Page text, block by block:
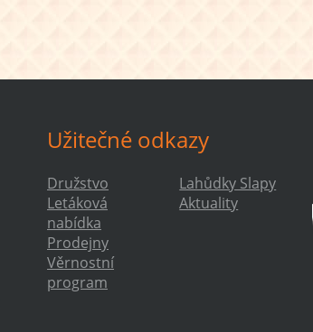
Užitečné odkazy
Družstvo
Letáková
nabídka
Prodejny
Věrnostní
program
Lahůdky Slapy
Aktuality